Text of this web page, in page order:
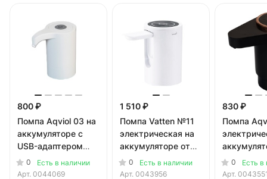
800 ₽
Помпа Aqviol 03 на
аккумуляторе с
USB-адаптером
для 19л бутылей,
белая
0
Есть в наличии
Арт. 0044069
1 510 ₽
Помпа Vatten №11
электрическая на
аккумуляторе от
USB для 19л
бутылей
0
Есть в наличии
Арт. 0043956
830 ₽
Помпа
USB-
для 19л
0
Есть в
Арт.